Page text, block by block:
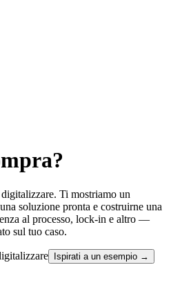
Ti mostriamo un
soluzione pronta e costruirne una
al processo, lock-in e altro —
sul tuo caso.
Ispirati a un esempio →